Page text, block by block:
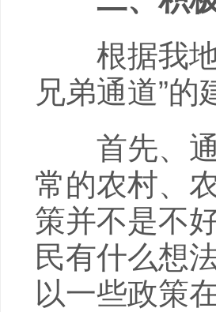
根据我地
兄弟通道”
首先、通
常的农村、
策并不是不
民有什么想
以一些政策